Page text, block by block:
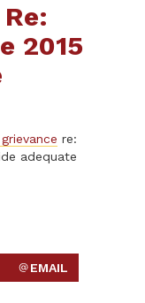
2015
re:
adequate
LINKEDIN
SEND EMAIL
EMAIL